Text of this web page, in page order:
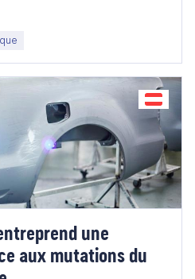
une
aux mutations du